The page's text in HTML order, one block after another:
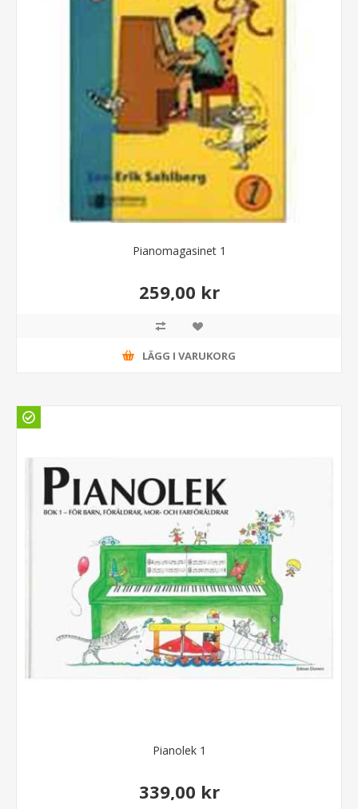
Pianomagasinet 1
259,00 kr
LÄGG I VARUKORG
Pianolek 1
339,00 kr